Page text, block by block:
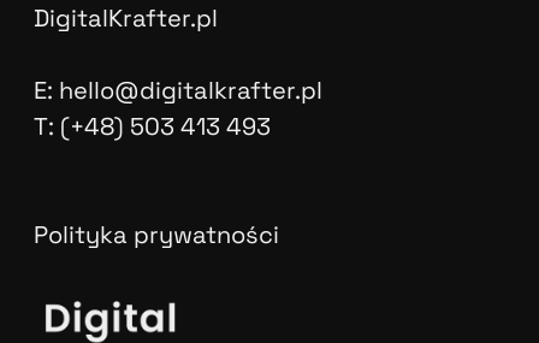
DigitalKrafter.pl
E: hello@digitalkrafter.pl
T: (+48) 503 413 493
Polityka prywatności